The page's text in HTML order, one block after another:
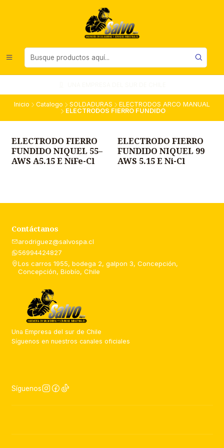
Inicio Catalogo SOLDADURAS
ELECTRODOS ARCO MANUAL
ELECTRODOS FIERRO FUNDIDO
ELECTRODO FIERRO
FUNDIDO NIQUEL 55–
AWS A5.15 E NiFe-Cl
ELECTRODO FIERRO
FUNDIDO NIQUEL 99
AWS 5.15 E Ni-Cl
Contáctanos
arodriguez@salvospa.cl
56994424827
Los carros 1955, bodega 2, galpon 3, Concepción,
Concepción, Biobío, Chile
Una Empresa del sur de Chile
Síguenos en nuestros canales oficiales
Síguenos